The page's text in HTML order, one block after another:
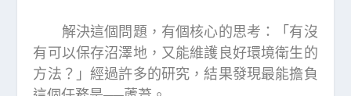
解決這個問題，有個核心的思考：「有沒
有可以保存沼澤地，又能維護良好環境衛生的
方法？」經過許多的研究，結果發現最能擔負